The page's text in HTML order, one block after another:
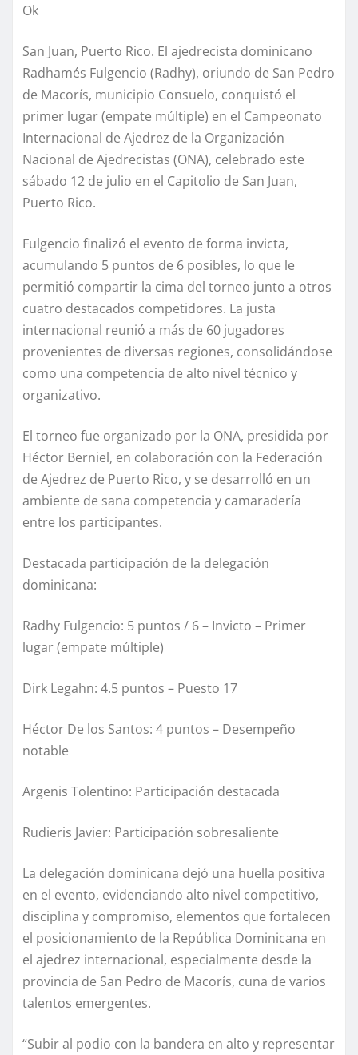
Ok
San Juan, Puerto Rico. El ajedrecista dominicano
Radhamés Fulgencio (Radhy), oriundo de San Pedro
de Macorís, municipio Consuelo, conquistó el
primer lugar (empate múltiple) en el Campeonato
Internacional de Ajedrez de la Organización
Nacional de Ajedrecistas (ONA), celebrado este
sábado 12 de julio en el Capitolio de San Juan,
Puerto Rico.
Fulgencio finalizó el evento de forma invicta,
acumulando 5 puntos de 6 posibles, lo que le
permitió compartir la cima del torneo junto a otros
cuatro destacados competidores. La justa
internacional reunió a más de 60 jugadores
provenientes de diversas regiones, consolidándose
como una competencia de alto nivel técnico y
organizativo.
El torneo fue organizado por la ONA, presidida por
Héctor Berniel, en colaboración con la Federación
de Ajedrez de Puerto Rico, y se desarrolló en un
ambiente de sana competencia y camaradería
entre los participantes.
Destacada participación de la delegación
dominicana:
Radhy Fulgencio: 5 puntos / 6 – Invicto – Primer
lugar (empate múltiple)
Dirk Legahn: 4.5 puntos – Puesto 17
Héctor De los Santos: 4 puntos – Desempeño
notable
Argenis Tolentino: Participación destacada
Rudieris Javier: Participación sobresaliente
La delegación dominicana dejó una huella positiva
en el evento, evidenciando alto nivel competitivo,
disciplina y compromiso, elementos que fortalecen
el posicionamiento de la República Dominicana en
el ajedrez internacional, especialmente desde la
provincia de San Pedro de Macorís, cuna de varios
talentos emergentes.
“Subir al podio con la bandera en alto y representar